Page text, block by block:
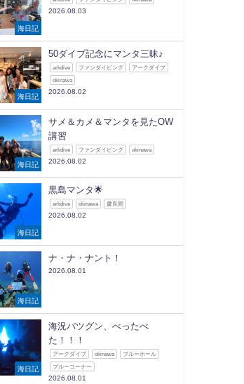
海日記
2026.08.03
海日記
50ダイブ記念にマンタ三昧♪
arkdive ファンダイビング アークダイブ
okinawa
2026.08.02
海日記
サメ＆カメ＆マンタを見たOW
講習
arkdive ファンダイビング okinawa
2026.08.02
海日記
黒島マンタ🌟
arkdive okinawa 慶良間
2026.08.02
海日記
ナ・ナ・ナント！
2026.08.01
海日記
海況バツグン、べったべ
た！！！
アークダイブ okinawa ブルーホール
ブルーコーナー
2026.08.01